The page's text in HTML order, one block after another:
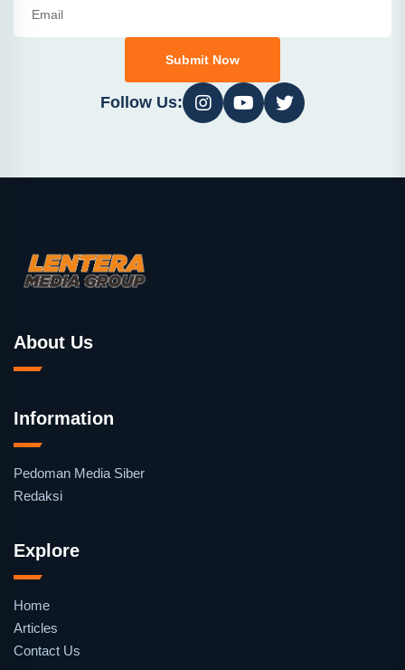
Submit Now
Follow Us:
About Us
Information
Pedoman Media Siber
Redaksi
Explore
Home
Articles
Contact Us